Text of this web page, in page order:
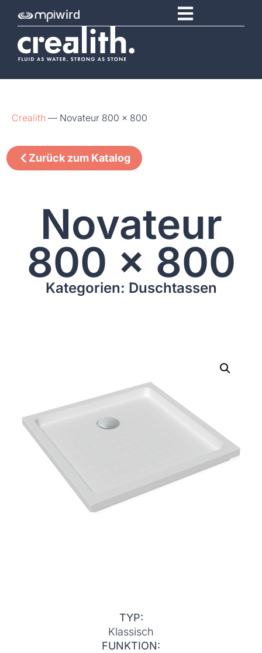
wird
Crealith — Novateur 800 x 800
Zurück zum Katalog
Novateur
800 x 800
Kategorien: Duschtassen
TYP:
Klassisch
FUNKTION: